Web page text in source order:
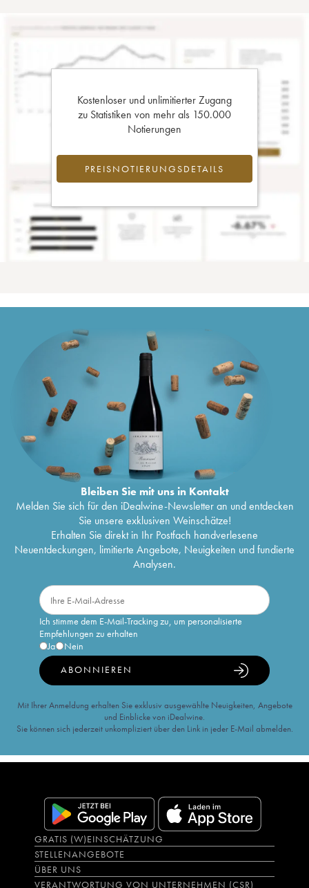
Kostenloser und unlimitierter Zugang
zu Statistiken von mehr als 150.000
Notierungen
PREISNOTIERUNGSDETAILS
Bleiben Sie mit uns in Kontakt
Melden Sie sich für den iDealwine-Newsletter an und entdecken
Sie unsere exklusiven Weinschätze!
Erhalten Sie direkt in Ihr Postfach handverlesene
Neuentdeckungen, limitierte Angebote, Neuigkeiten und fundierte
Analysen.
Ich stimme dem E-Mail-Tracking zu, um personalisierte
Empfehlungen zu erhalten
Ja
Nein
ABONNIEREN
Mit Ihrer Anmeldung erhalten Sie exklusiv ausgewählte Neuigkeiten, Angebote
und Einblicke von iDealwine.
Sie können sich jederzeit unkompliziert über den Link in jeder E-Mail abmelden.
GRATIS (W)EINSCHÄTZUNG
STELLENANGEBOTE
ÜBER UNS
VERANTWORTUNG VON UNTERNEHMEN (CSR)